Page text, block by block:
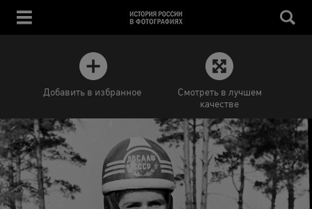
Добавить в избранное
Смотреть в лучшем
качестве